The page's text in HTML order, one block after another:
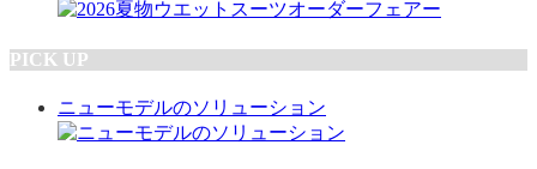
PICK UP
ニューモデルのソリューション